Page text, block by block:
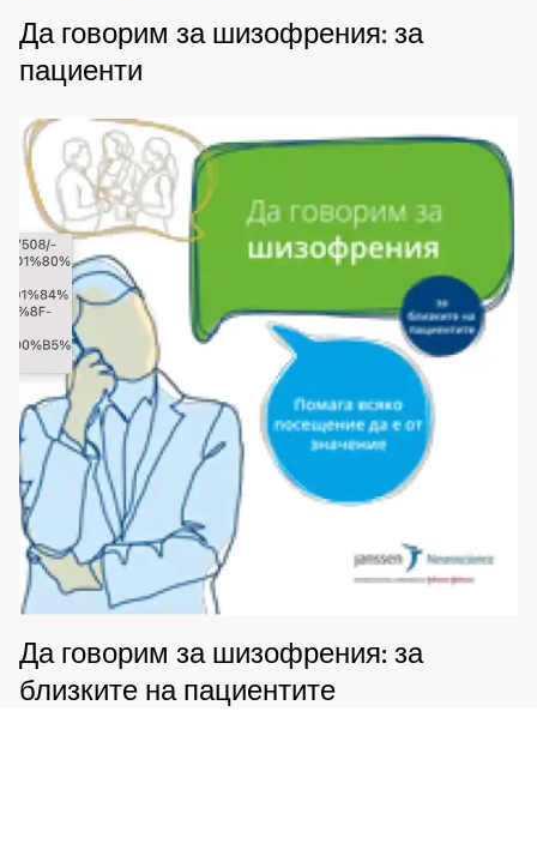
Да говорим за шизофрения: за
пациенти
Да говорим за шизофрения: за
близките на пациентите